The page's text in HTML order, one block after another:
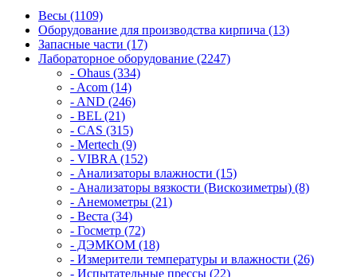
Весы (1109)
Оборудование для производства кирпича (13)
Запасные части (17)
Лабораторное оборудование (2247)
- Ohaus (334)
- Acom (14)
- AND (246)
- BEL (21)
- CAS (315)
- Mertech (9)
- VIBRA (152)
- Анализаторы влажности (15)
- Анализаторы вязкости (Вискозиметры) (8)
- Анемометры (21)
- Веста (34)
- Госметр (72)
- ДЭМКОМ (18)
- Измерители температуры и влажности (26)
- Испытательные прессы (22)